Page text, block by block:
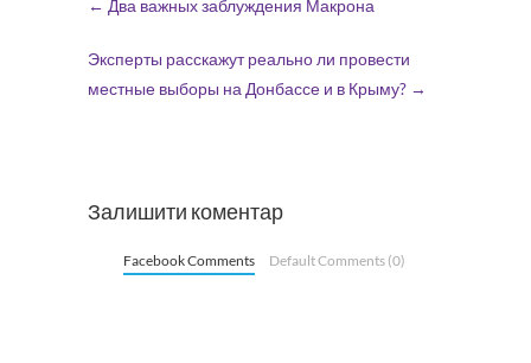
← Два важных заблуждения Макрона
Эксперты расскажут реально ли провести
местные выборы на Донбассе и в Крыму? →
Залишити коментар
Facebook Comments Default Comments (0)